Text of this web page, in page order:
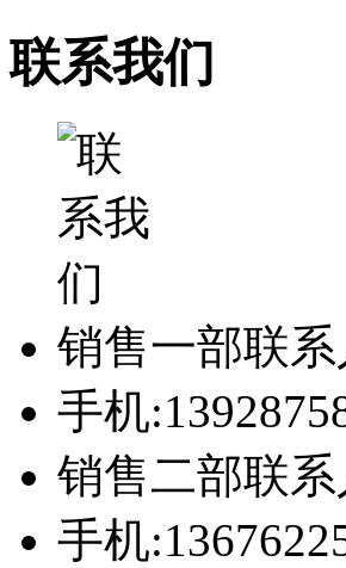
联系我们
销售一部联
手机
销售二部联
手机